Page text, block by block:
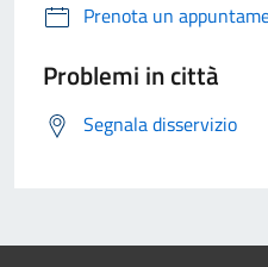
Prenota un
Problemi in città
Segnala disservizio